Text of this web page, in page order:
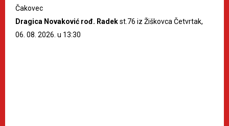
Čakovec
Dragica Novaković rođ. Radekst.76 iz Žiškovca Četvrtak,
06. 08. 2026. u 13:30